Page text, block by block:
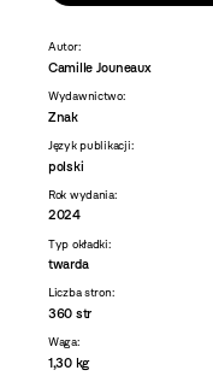
Autor:
Camille Jouneaux
Wydawnictwo:
Znak
Język publikacji:
polski
Rok wydania:
2024
Typ okładki:
twarda
Liczba stron:
360 str
Waga:
1,30 kg